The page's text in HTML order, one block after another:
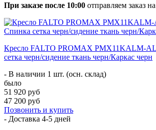
При заказе после 10:00 отправляем заказ
Кресло FALTO PROMAX PMX11KALM-
сетка черн/сидение ткань черн/Каркас черн
- В наличии 1 шт. (осн. склад)
было
51 920 руб
47 200 руб
Позвонить и купить
- Доставка 4-5 дней